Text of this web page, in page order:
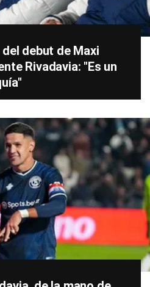
debut de Maxi
Rivadavia: "Es un